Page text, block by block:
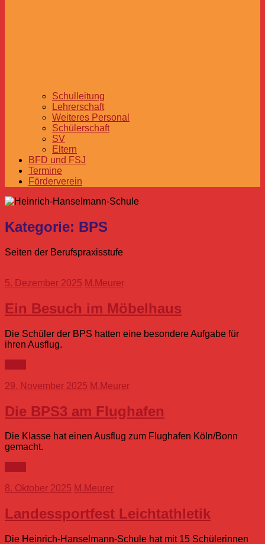
Schulleitung
Lehrerschaft
Weiteres Personal
Schülerschaft
SV
Eltern
BFD und FSJ
Termine
Förderverein
Kategorie: BPS
Seiten der Berufspraxisstufe
5. Dezember 2025 M.Meurer
Ein Besuch im Möbelhaus
Die Schüler der BPS hatten eine besondere Aufgabe für
ihren Ausflug.
29. November 2025 M.Meurer
Die BPS3 am Flughafen
Die Klasse hat einen Ausflug zum Flughafen Köln/Bonn
gemacht.
8. Oktober 2025 M.Meurer
Landessportfest Leichtathletik
Die Heinrich-Hanselmann-Schule hat mit 15 Schülerinnen